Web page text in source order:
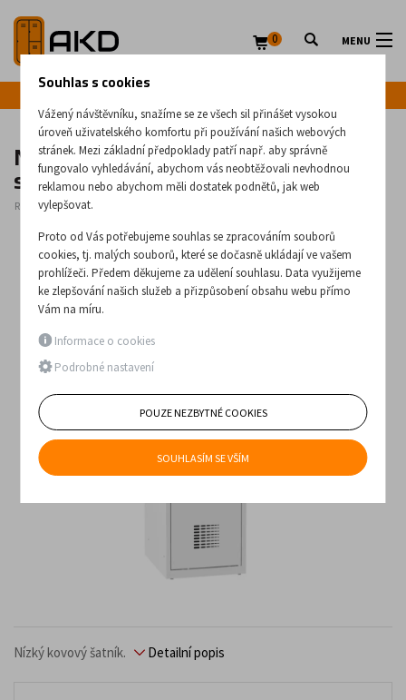
MENU
0
Nízká kovová jednodveřová šatní
skříň MSum 410S
Rozměry: 1450 x
Nízký kovový šatník. Detailní popis
Souhlas s cookies
Vážený návštěvníku, snažíme se ze všech sil přinášet vysokou
úroveň uživatelského komfortu při používání našich webových
stránek. Mezi základní předpoklady patří např. aby správně
fungovalo vyhledávání, abychom vás neobtěžovali nevhodnou
reklamou nebo abychom měli dostatek podnětů, jak web
vylepšovat.
Proto od Vás potřebujeme souhlas se zpracováním souborů
cookies, tj. malých souborů, které se dočasně ukládají ve vašem
prohlížeči. Předem děkujeme za udělení souhlasu. Data využijeme
ke zlepšování našich služeb a přizpůsobení obsahu webu přímo
Vám na míru.
Informace o cookies
Podrobné nastavení
POUZE NEZBYTNÉ COOKIES
SOUHLASÍM SE VŠÍM